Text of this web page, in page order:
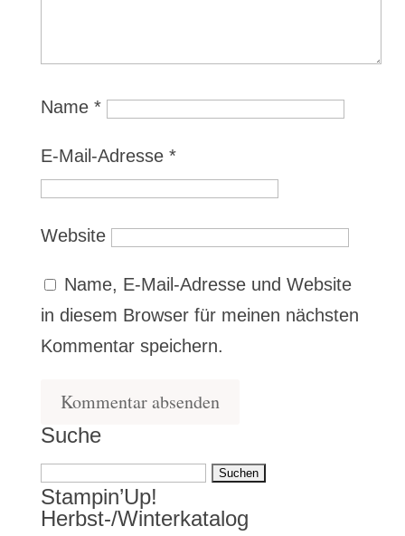
Name *
E-Mail-Adresse *
Website
Name, E-Mail-Adresse und Website
in diesem Browser für meinen nächsten
Kommentar speichern.
Suche
Suchen
nach:
Stampin’Up!
Herbst-/Winterkatalog